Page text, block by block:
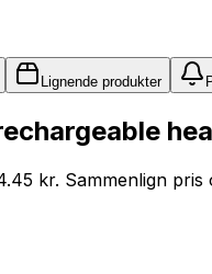
Lignende produkter
kr. Sammenlign